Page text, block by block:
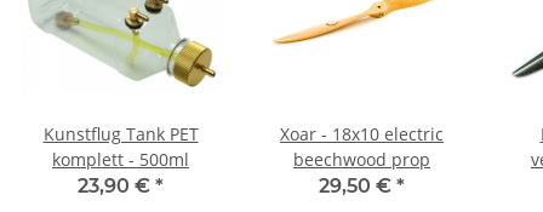
Kunstflug Tank PET
komplett - 500ml
23,90 € *
Xoar - 18x10 electric
beechwood prop
29,50 € *